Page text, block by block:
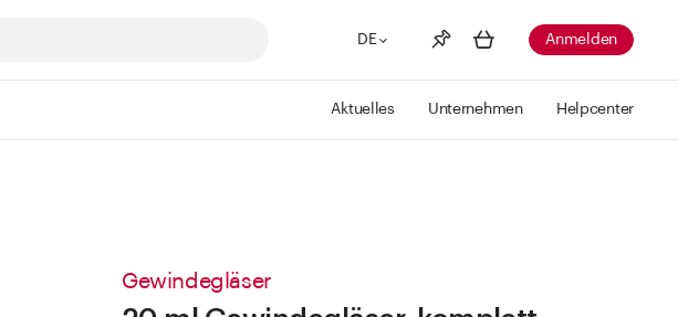
DE
Merkliste Mehr anzeigen
Anmelden
Aktuelles Unternehmen Helpcenter
Gewindegläser